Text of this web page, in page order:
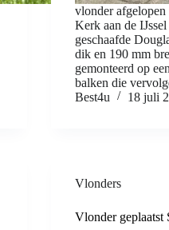
vlonder
Kerk aan de
geschaafde
dik en 190 mm
gemonteerd op
balken die
Best4u
18 juli
Vlonders
Vlonder geplaatst